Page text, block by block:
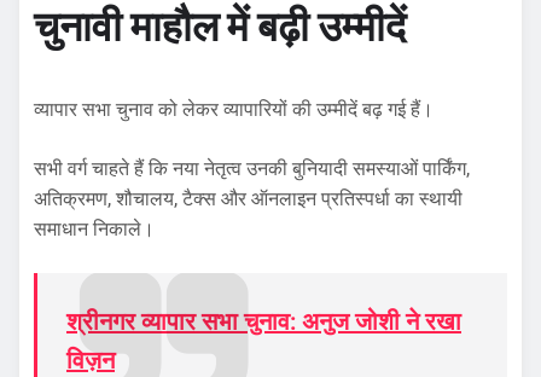
चुनावी माहौल में बढ़ी उम्मीदें
व्यापार सभा चुनाव को लेकर व्यापारियों की उम्मीदें बढ़ गई हैं।
सभी वर्ग चाहते हैं कि नया नेतृत्व उनकी बुनियादी समस्याओं पार्किंग,
अतिक्रमण, शौचालय, टैक्स और ऑनलाइन प्रतिस्पर्धा का स्थायी
समाधान निकाले।
श्रीनगर व्यापार सभा चुनाव: अनुज जोशी ने रखा
विज़न